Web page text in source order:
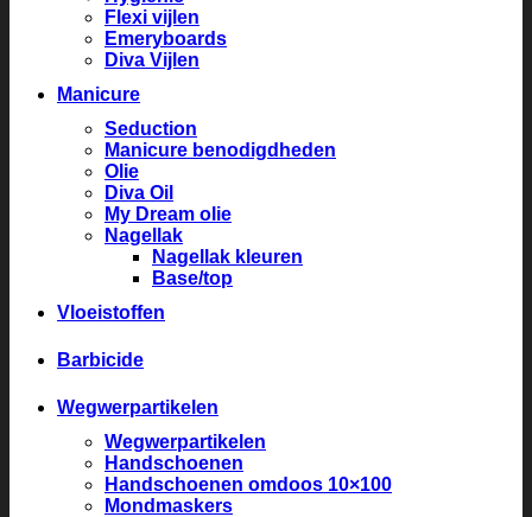
Flexi vijlen
Emeryboards
Diva Vijlen
Manicure
Seduction
Manicure benodigdheden
Olie
Diva Oil
My Dream olie
Nagellak
Nagellak kleuren
Base/top
Vloeistoffen
Barbicide
Wegwerpartikelen
Wegwerpartikelen
Handschoenen
Handschoenen omdoos 10×100
Mondmaskers